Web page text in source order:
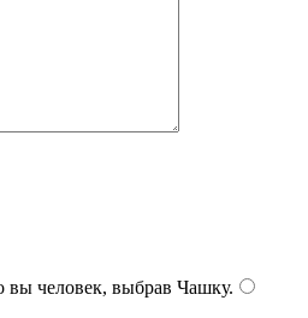
вы человек, выбрав Чашку.